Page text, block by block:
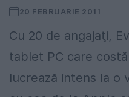
20 FEBRUARIE 2011
Cu 20 de angajaţi,
tablet PC care
lucrează intens la o